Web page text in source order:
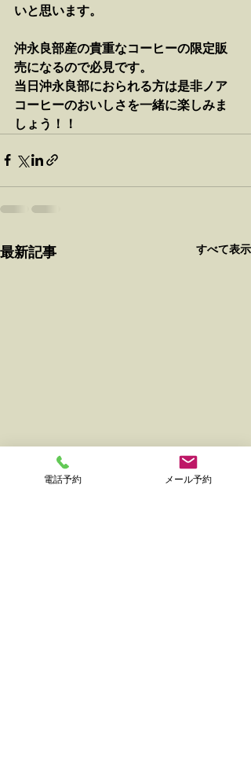
いと思います。
沖永良部産の貴重なコーヒーの限定販
売になるので必見です。
当日沖永良部におられる方は是非ノア
コーヒーのおいしさを一緒に楽しみま
しょう！！
最新記事 すべて表示
電話予約 メール予約